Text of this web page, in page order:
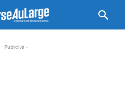
- Publicité -